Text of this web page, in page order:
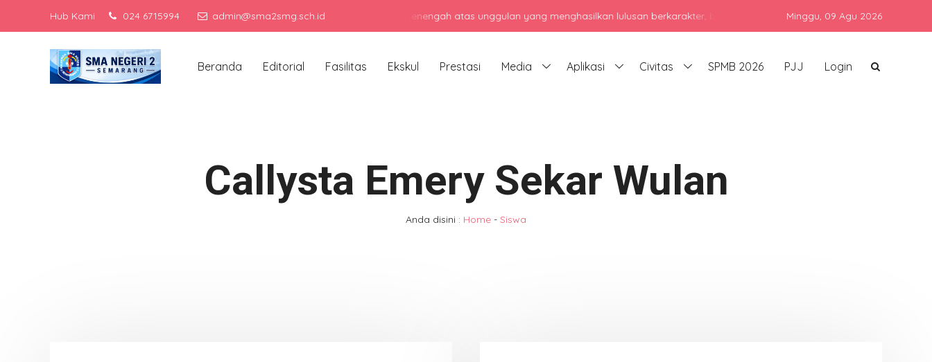
Hub Kami 024 6715994 admin@sma2smg.sch.idMenjadi sekolah menengah atas unggulan yang menghasilkan lulusan berkarakter, berprestasi, dan siap bersaing di era global dengan
Minggu, 09 Agu 2026
Beranda Editorial Fasilitas Ekskul Prestasi Media Aplikasi Civitas SPMB 2026 PJJ Login
Callysta Emery Sekar Wulan
Anda disini : Home - Siswa